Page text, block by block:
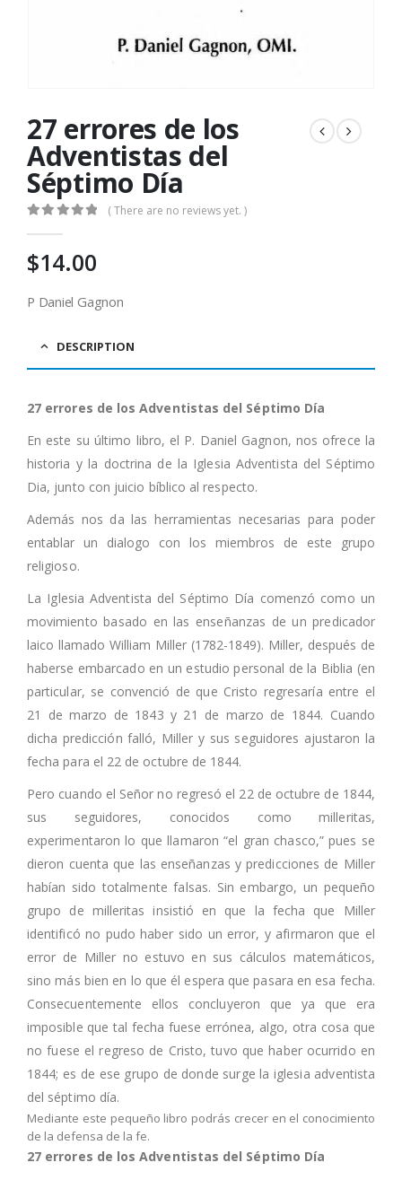
27 errores de los
Adventistas del
Séptimo Día
( There are no reviews yet. )
$14.00
P Daniel Gagnon
DESCRIPTION
27 errores de los Adventistas del Séptimo Día
En este su último libro, el P. Daniel Gagnon, nos ofrece la
historia y la doctrina de la Iglesia Adventista del Séptimo
Dia, junto con juicio bíblico al respecto.
Además nos da las herramientas necesarias para poder
entablar un dialogo con los miembros de este grupo
religioso.
La Iglesia Adventista del Séptimo Día comenzó como un
movimiento basado en las enseñanzas de un predicador
laico llamado William Miller (1782-1849). Miller, después de
haberse embarcado en un estudio personal de la Biblia (en
particular, se convenció de que Cristo regresaría entre el
21 de marzo de 1843 y 21 de marzo de 1844. Cuando
dicha predicción falló, Miller y sus seguidores ajustaron la
fecha para el 22 de octubre de 1844.
Pero cuando el Señor no regresó el 22 de octubre de 1844,
sus seguidores, conocidos como milleritas,
experimentaron lo que llamaron “el gran chasco,” pues se
dieron cuenta que las enseñanzas y predicciones de Miller
habían sido totalmente falsas. Sin embargo, un pequeño
grupo de milleritas insistió en que la fecha que Miller
identificó no pudo haber sido un error, y afirmaron que el
error de Miller no estuvo en sus cálculos matemáticos,
sino más bien en lo que él espera que pasara en esa fecha.
Consecuentemente ellos concluyeron que ya que era
imposible que tal fecha fuese errónea, algo, otra cosa que
no fuese el regreso de Cristo, tuvo que haber ocurrido en
1844; es de ese grupo de donde surge la iglesia adventista
del séptimo día.
Mediante este pequeño libro podrás crecer en el conocimiento
de la defensa de la fe.
27 errores de los Adventistas del Séptimo Día